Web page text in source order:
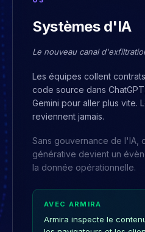
Systèmes d'IA
Le nouveau canal d'exfiltration
Les équipes collent
code source dans
Gemini pour aller plus vite.
reviennent jamais.
Sans gouvernance de l'IA,
générative devient un
la donnée opérationnelle.
Armira inspecte le
les navigateurs et les